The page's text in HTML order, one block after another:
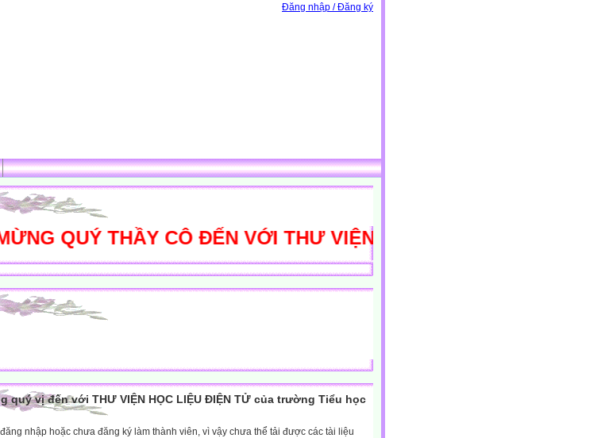
Đăng nhập / Đăng ký
QUÝ THẦY CÔ ĐẾN VỚI THƯ VIỆN HỌC LIỆU ĐIỆN TỬ !
quý vị đến với THƯ VIỆN HỌC LIỆU ĐIỆN TỬ của trường Tiểu học
nhập hoặc chưa đăng ký làm thành viên, vì vậy chưa thể tải được các tài liệu